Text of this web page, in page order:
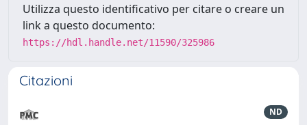
Utilizza questo identificativo per citare o creare un
link a questo documento:
https://hdl.handle.net/11590/325986
Citazioni
ND